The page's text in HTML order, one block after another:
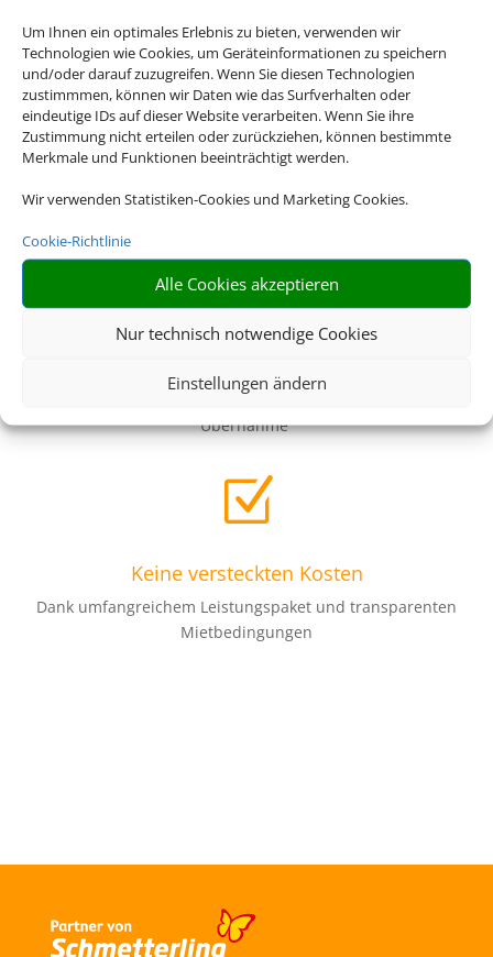
Um Ihnen ein optimales Erlebnis zu bieten, verwenden wir
Technologien wie Cookies, um Geräteinformationen zu speichern
und/oder darauf zuzugreifen. Wenn Sie diesen Technologien
zustimmmen, können wir Daten wie das Surfverhalten oder
eindeutige IDs auf dieser Website verarbeiten. Wenn Sie ihre
Zustimmung nicht erteilen oder zurückziehen, können bestimmte
Merkmale und Funktionen beeinträchtigt werden.
Wir verwenden Statistiken-Cookies und Marketing Cookies.
Cookie-Richtlinie
Alle Cookies akzeptieren
Nur technisch notwendige Cookies
Einstellungen ändern
Z
Alles Inklusive
Inkl. Vollkaskoschutz, Erstattung der Selbstbeteiligung, freie
Z
Immer inkludiert: Tankregelung „Rückgabe wie
Übernahme“
Z
Keine versteckten Kosten
Dank umfangreichem Leistungspaket und transparenten
Mietbedingungen